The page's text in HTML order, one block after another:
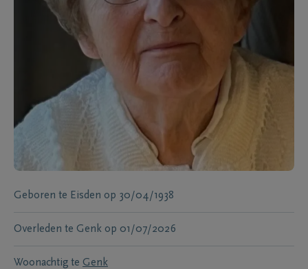
Geboren te Eisden op 30/04/1938
Overleden te Genk op 01/07/2026
Woonachtig te Genk